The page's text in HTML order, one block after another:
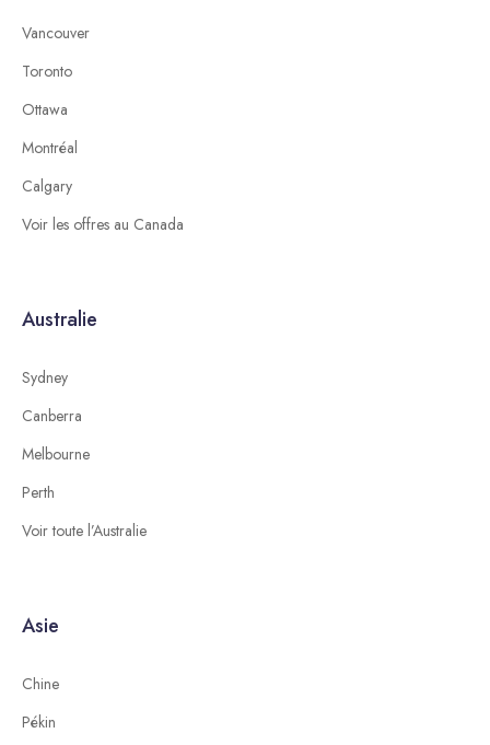
Vancouver
Toronto
Ottawa
Montréal
Calgary
Voir les offres au Canada
Australie
Sydney
Canberra
Melbourne
Perth
Voir toute l’Australie
Asie
Chine
Pékin